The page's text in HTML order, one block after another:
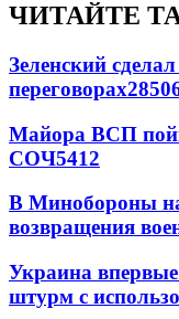
ЧИТАЙТЕ
Зеленский
переговорах
Майора ВСП
СОЧ5412
В Минобороны
возвращения
Украина
штурм с